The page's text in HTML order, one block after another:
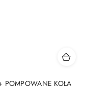
POMPOWANE KOŁA